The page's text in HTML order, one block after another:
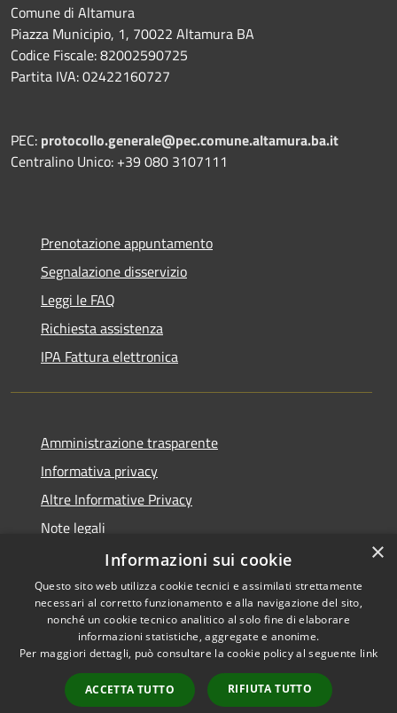
Comune di Altamura
Piazza Municipio, 1, 70022 Altamura BA
Codice Fiscale: 82002590725
Partita IVA: 02422160727
PEC: protocollo.generale@pec.comune.altamura.ba.it
Centralino Unico: +39 080 3107111
Prenotazione appuntamento
Segnalazione disservizio
Leggi le FAQ
Richiesta assistenza
IPA Fattura elettronica
Amministrazione trasparente
Informativa privacy
Altre Informative Privacy
Note legali
Dichiarazione di accessibilità
RSS
Accessibilità
Copyright © 2026 • Comune di
Municipium•
Accesso
×
Informazioni sui cookie
Questo sito web utilizza cookie tecnici e assimilati strettamente
necessari al corretto funzionamento e alla navigazione del sito,
nonché un cookie tecnico analitico al solo fine di elaborare
informazioni statistiche, aggregate e anonime.
Per maggiori dettagli, può consultare la cookie policy al seguente link
ACCETTA TUTTO RIFIUTA TUTTO